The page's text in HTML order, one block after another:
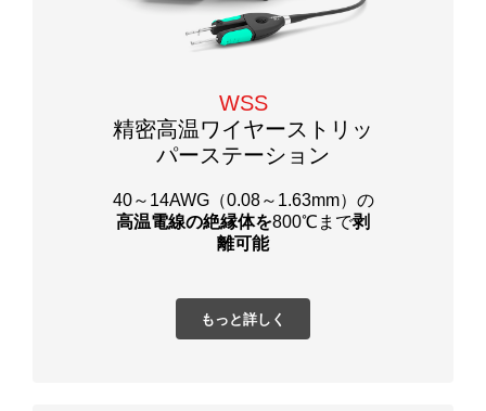
WSS
精密高温ワイヤーストリッ
パーステーション
40～14AWG（0.08～1.63mm）の
高温電線の絶縁体を800℃まで剥
離可能
もっと詳しく